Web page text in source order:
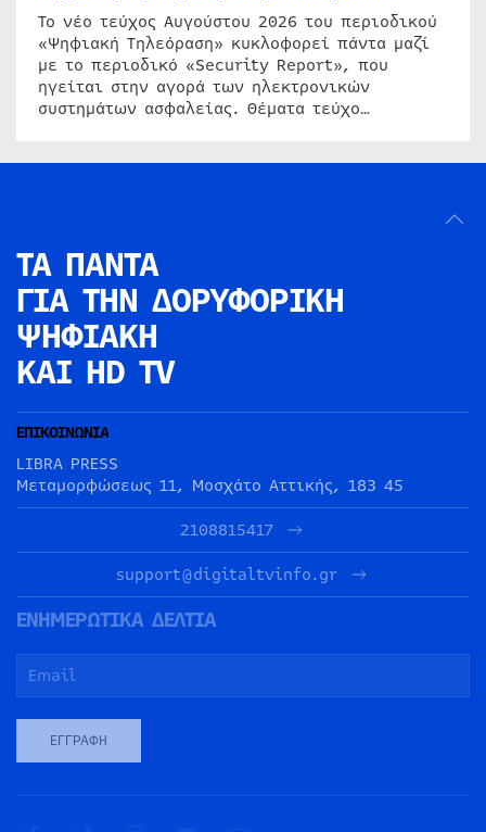
Το νέο τεύχος Αυγούστου 2026 του περιοδικού
«Ψηφιακή Τηλεόραση» κυκλοφορεί πάντα μαζί
με το περιοδικό «Security Report», που
ηγείται στην αγορά των ηλεκτρονικών
συστημάτων ασφαλείας. Θέματα τεύχο…
ΤΑ ΠΑΝΤΑ
ΓΙΑ ΤΗΝ ΔΟΡΥΦΟΡΙΚΗ
ΨΗΦΙΑΚΗ
ΚΑΙ HD TV
ΕΠΙΚΟΙΝΩΝΙΑ
LIBRA PRESS
Μεταμορφώσεως 11, Μοσχάτο Αττικής, 183 45
2108815417
support@digitaltvinfo.gr
ΕΝΗΜΕΡΩΤΙΚΑ ΔΕΛΤΙΑ
ΕΓΓΡΑΦΉ